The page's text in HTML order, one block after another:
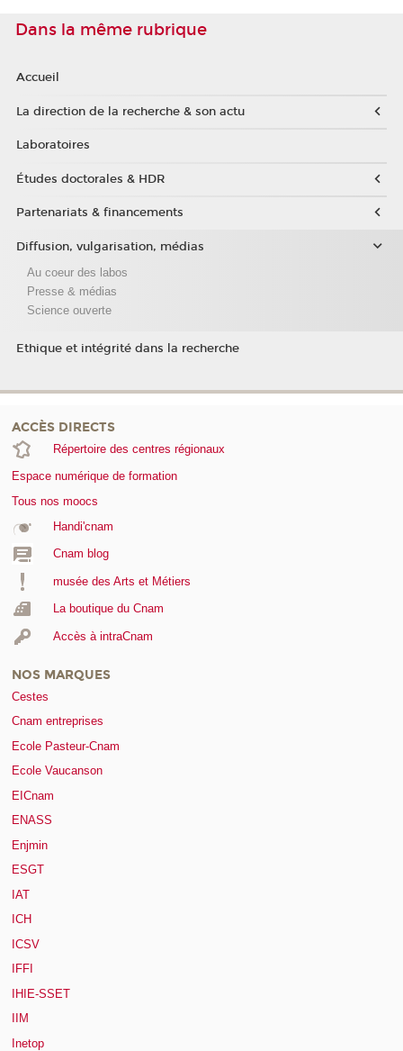
Dans la même rubrique
Accueil
La direction de la recherche & son actu
Laboratoires
Études doctorales & HDR
Partenariats & financements
Diffusion, vulgarisation, médias
Au coeur des labos
Presse & médias
Science ouverte
Ethique et intégrité dans la recherche
ACCÈS DIRECTS
Répertoire des centres régionaux
Espace numérique de formation
Tous nos moocs
Handi'cnam
Cnam blog
musée des Arts et Métiers
La boutique du Cnam
Accès à intraCnam
NOS MARQUES
Cestes
Cnam entreprises
Ecole Pasteur-Cnam
Ecole Vaucanson
EICnam
ENASS
Enjmin
ESGT
IAT
ICH
ICSV
IFFI
IHIE-SSET
IIM
Inetop